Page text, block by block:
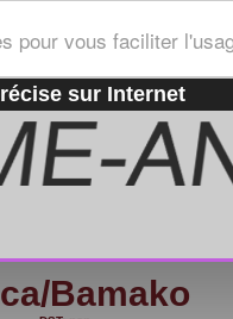
pour vous faciliter
sur Internet
Bamako